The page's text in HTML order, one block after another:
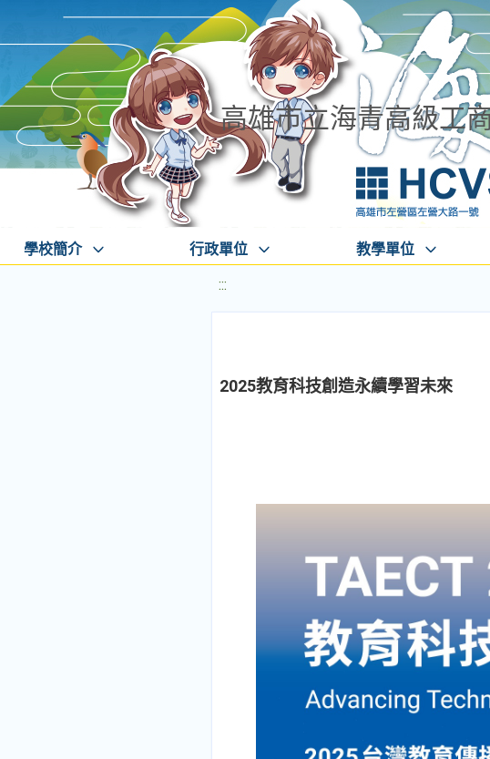
高雄市立海青高級工
學校簡介 行政單位 教學單位
:::
2025教育科技創造永續學習未來